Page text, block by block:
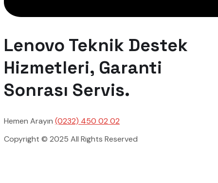
Lenovo Teknik Destek
Hizmetleri, Garanti
Sonrası Servis.
Hemen Arayın (0232) 450 02 02
Copyright © 2025 All Rights Reserved